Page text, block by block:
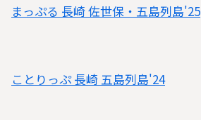
まっぷる 長崎 佐世保・五島列島'25
ことりっぷ 長崎 五島列島'24